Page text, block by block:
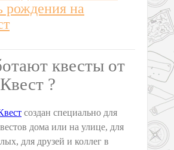
рождения на
квесты от
?
создан специально для
дома или на улице, для
для друзей и коллег в